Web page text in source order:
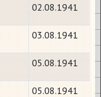
02.08.1941
03.08.1941
05.08.1941
05.08.1941